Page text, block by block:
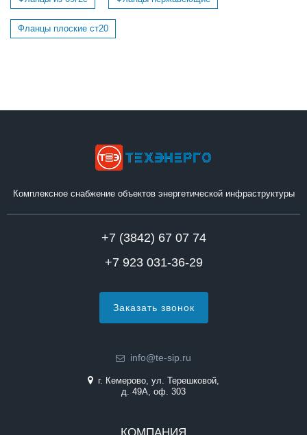
Фланцы плоские ст20
Комплексное снабжение объектов энергетической инфраструктуры
+7 (3842) 67 07 74
+7 923 031-36-29
Заказать звонок
info@te-sip.ru
г. Кемерово, ул. Терешковой,
д. 49А, оф. 303